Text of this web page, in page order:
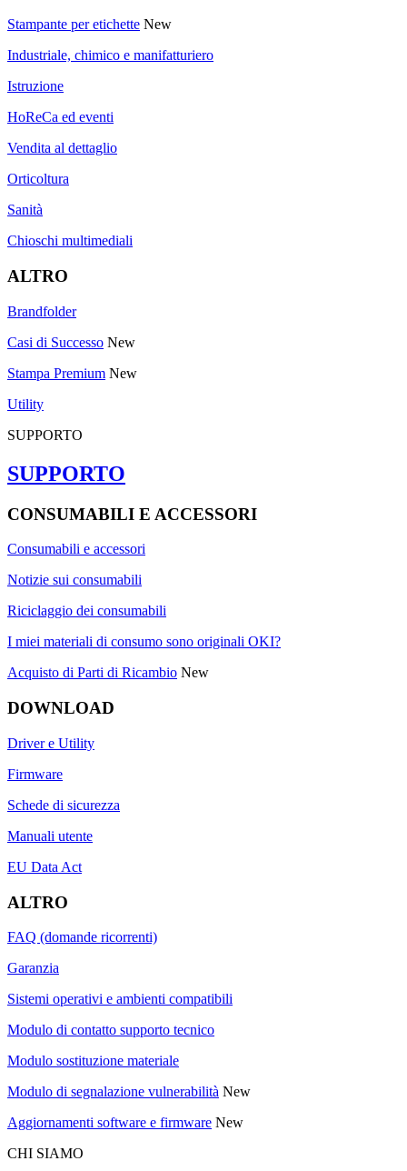
Stampante per etichette New
Industriale, chimico e manifatturiero
Istruzione
HoReCa ed eventi
Vendita al dettaglio
Orticoltura
Sanità
Chioschi multimediali
ALTRO
Brandfolder
Casi di Successo New
Stampa Premium New
Utility
SUPPORTO
SUPPORTO
CONSUMABILI E ACCESSORI
Consumabili e accessori
Notizie sui consumabili
Riciclaggio dei consumabili
I miei materiali di consumo sono originali OKI?
Acquisto di Parti di Ricambio New
DOWNLOAD
Driver e Utility
Firmware
Schede di sicurezza
Manuali utente
EU Data Act
ALTRO
FAQ (domande ricorrenti)
Garanzia
Sistemi operativi e ambienti compatibili
Modulo di contatto supporto tecnico
Modulo sostituzione materiale
Modulo di segnalazione vulnerabilità New
Aggiornamenti software e firmware New
CHI SIAMO